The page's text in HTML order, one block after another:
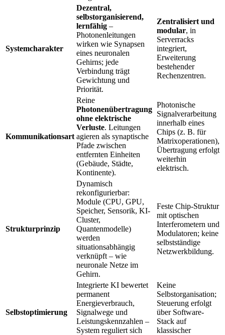
Systemcharakter
Dezentral,
selbstorganisierend,
lernfähig –
Photonenleitungen
wirken wie Synapsen
eines neuronalen
Gehirns; jede
Verbindung trägt
Gewichtung und
Priorität.
Zentralisiert und
modular, in
Serverracks
integriert,
Erweiterung
bestehender
Rechenzentren.
Kommunikationsart
Reine
Photonenübertragung
ohne elektrische
Verluste. Leitungen
agieren als synaptische
Pfade zwischen
entfernten Einheiten
(Gebäude, Städte,
Kontinente).
Photonische
Signalverarbeitung
innerhalb eines
Chips (z. B. für
Matrixoperationen),
Übertragung erfolgt
weiterhin
elektrisch.
Strukturprinzip
Dynamisch
rekonfigurierbar:
Module (CPU, GPU,
Speicher, Sensorik, KI-
Cluster,
Quantenmodelle)
werden
situationsabhängig
verknüpft – wie
neuronale Netze im
Gehirn.
Feste Chip-Struktur
mit optischen
Interferometern und
Modulatoren; keine
selbstständige
Netzwerkbildung.
Selbstoptimierung
Integrierte KI bewertet
permanent
Energieverbrauch,
Signalwege und
Leistungskennzahlen –
System reguliert sich
Keine
Selbstorganisation;
Steuerung erfolgt
über Software-
Stack auf
klassischer